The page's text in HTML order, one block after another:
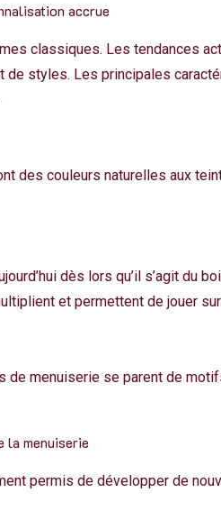
accrue
classiques. Les tendances
de styles. Les principales
des couleurs naturelles aux
dès lors qu’il s’agit du
et permettent de jouer
menuiserie se parent de
la menuiserie
permis de développer de